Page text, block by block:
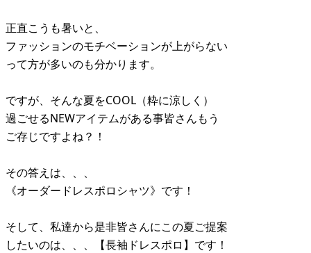
正直こうも暑いと、
ファッションのモチベーションが上がらない
って方が多いのも分かります。
ですが、そんな夏をCOOL（粋に涼しく）
過ごせるNEWアイテムがある事皆さんもう
ご存じですよね？！
その答えは、、、
《オーダードレスポロシャツ》です！
そして、私達から是非皆さんにこの夏ご提案
したいのは、、、【長袖ドレスポロ】です！